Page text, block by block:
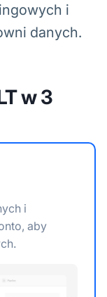
i
danych.
w 3
i
aby